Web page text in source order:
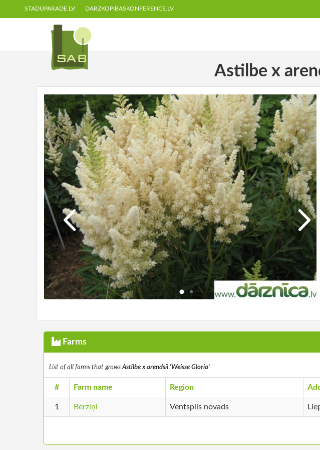
STADUPARADE.LV DARZKOPIBASKONFERENCE.LV
Astilbe x
Farms
List of all farms that grows Astilbe x arendsii 'Weisse Gloria'
# Farm name Region
1 Bērziņi Ventspils novads